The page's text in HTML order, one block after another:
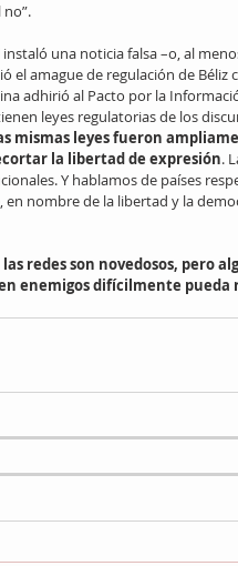
una noticia falsa –o, al
el amague de regulación de Béliz
adhirió al Pacto por la
leyes regulatorias de los
mismas leyes fueron
la libertad de expresión.
Y hablamos de países
nombre de la libertad y la
redes son novedosos, pero
enemigos difícilmente pueda